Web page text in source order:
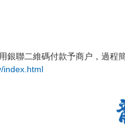
銀聯二維碼付款予商户，過程
index.html